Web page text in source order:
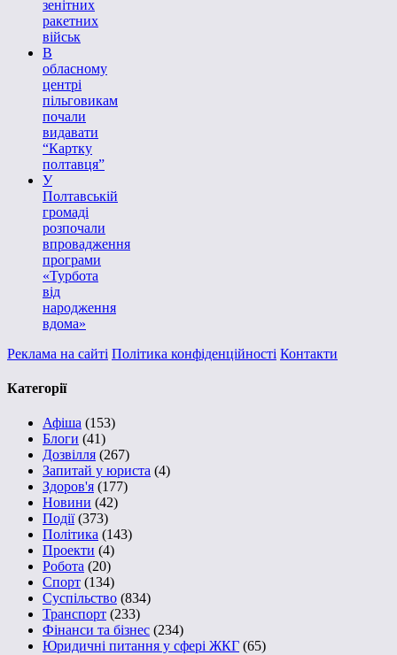
зенітних
ракетних
військ
В
обласному
центрі
пільговикам
почали
видавати
“Картку
полтавця”
У
Полтавській
громаді
розпочали
впровадження
програми
«Турбота
від
народження
вдома»
Реклама на сайті Політика конфіденційності Контакти
Категорії
Афіша (153)
Блоги (41)
Дозвілля (267)
Запитай у юриста (4)
Здоров'я (177)
Новини (42)
Події(373)
Політика (143)
Проекти (4)
Робота (20)
Спорт (134)
Суспільство (834)
Транспорт (233)
Фінанси та бізнес (234)
Юридичні питання у сфері ЖКГ (65)